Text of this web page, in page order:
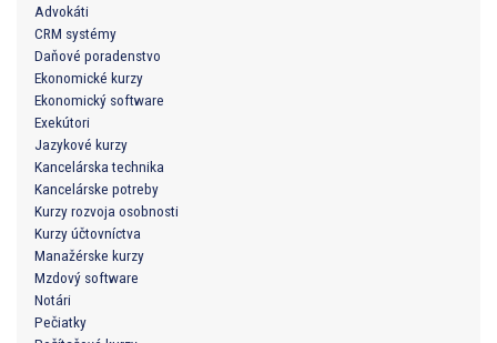
Advokáti
CRM systémy
Daňové poradenstvo
Ekonomické kurzy
Ekonomický software
Exekútori
Jazykové kurzy
Kancelárska technika
Kancelárske potreby
Kurzy rozvoja osobnosti
Kurzy účtovníctva
Manažérske kurzy
Mzdový software
Notári
Pečiatky